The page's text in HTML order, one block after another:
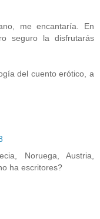
me encantaría. En
seguro la disfrutarás
del cuento erótico, a
Noruega, Austria,
ha escritores?